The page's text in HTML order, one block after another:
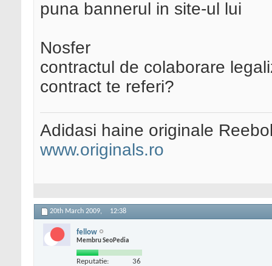
puna bannerul in site-ul lui
Nosfer
contractul de colaborare
contract te referi?
Adidasi haine originale
www.originals.ro
20th March 2009, 12:38
fellow
Membru SeoPedia
Reputatie: 36